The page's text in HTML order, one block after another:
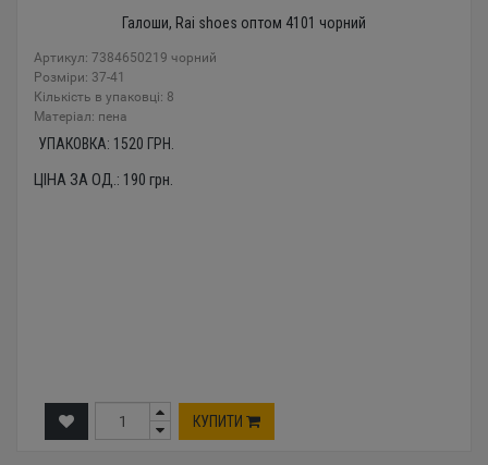
Галоши, Rai shoes оптом 4101 чорний
Артикул: 7384650219 чорний
Розміри: 37-41
Кількість в упаковці: 8
Mатеріал: пена
УПАКОВКА: 1520 ГРН.
ЦІНА ЗА ОД.: 190 грн.
КУПИТИ